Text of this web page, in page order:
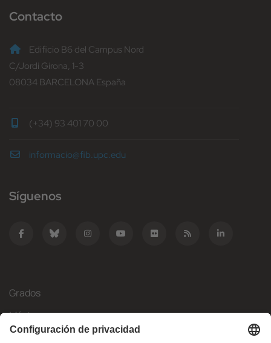
Contacto
Edificio B6 del Campus Nord
C/Jordi Girona, 1-3
08034 BARCELONA España
(+34) 93 401 70 00
informacio@fib.upc.edu
Síguenos
Grados
Másteres
Movilidad Internacional